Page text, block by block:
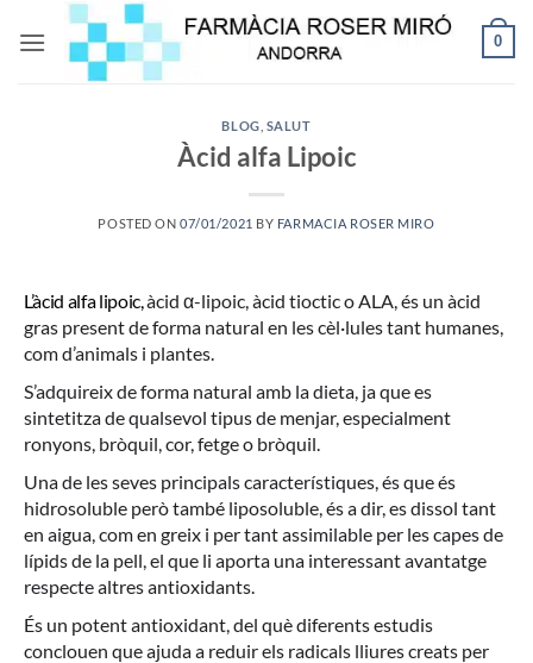
0
BLOG SALUT
Àcid alfa Lipoic
POSTED ON07/01/2021 BY FARMACIA ROSER MIRO
L’àcid alfa lipoic,àcid α-lipoic, àcid tioctic o ALA, és un àcid
gras present de forma natural en les cèl·lules tant humanes,
com d’animals i plantes.
S’adquireix de forma natural amb la dieta, ja que es
sintetitza de qualsevol tipus de menjar, especialment
ronyons, bròquil, cor, fetge o bròquil.
Una de les seves principals característiques, és que és
hidrosoluble però també liposoluble, és a dir, es dissol tant
en aigua, com en greix i per tant assimilable per les capes de
lípids de la pell, el que li aporta una interessant avantatge
respecte altres antioxidants.
És un potent antioxidant, del què diferents estudis
conclouen que ajuda a reduir els radicals lliures creats per